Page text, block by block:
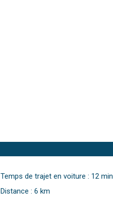
Temps de trajet en voiture : 12 min
Distance : 6 km